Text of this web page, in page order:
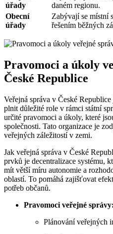
úřady
daném regionu.
Obecní
úřady
Zabývají se místní
řešením běžných
Pravomoci a úkoly
České Republice
Veřejná správa v České
plnit důležité role v rámci státní
určité pravomoci a úkoly, které
společnosti. Tato organizace je
veřejných záležitostí v zemi.
Jak veřejná správa v České
prvků je decentralizace systému,
mít větší míru autonomie a
oblastí. To pomáhá zajišťovat
potřeb občanů.
Pravomoci veřejné správy:
Plánování veřejných